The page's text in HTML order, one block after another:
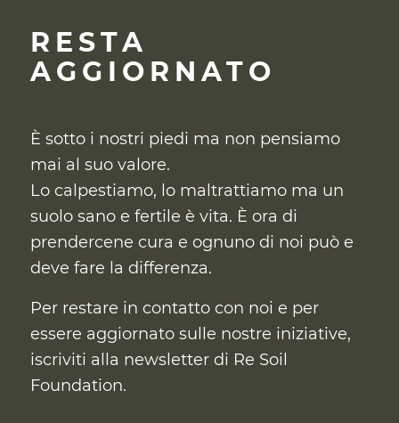
RESTA
AGGIORNATO
È sotto i nostri piedi ma non pensiamo
mai al suo valore.
Lo calpestiamo, lo maltrattiamo ma un
suolo sano e fertile è vita. È ora di
prendercene cura e ognuno di noi può e
deve fare la differenza.
Per restare in contatto con noi e per
essere aggiornato sulle nostre iniziative,
iscriviti alla newsletter di Re Soil
Foundation.